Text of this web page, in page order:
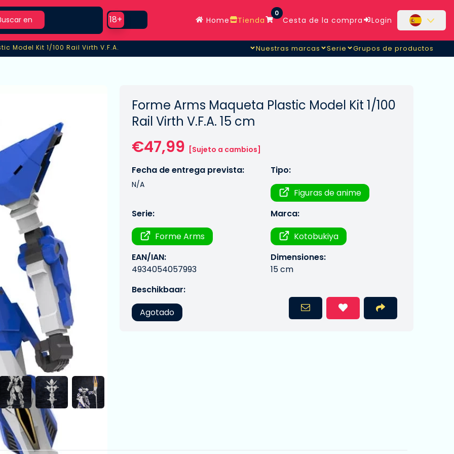
en
Use setting
18+ Home Tienda
0
Cesta de la compra Login
Model Kit 1/100 Rail Virth V.F.A.
Model Kit 1/100 Rail Virth V.F.A. Nuestras marcas Serie Grupos de productos
Forme Arms Maqueta Plastic Model Kit 1/100
Rail Virth V.F.A. 15 cm
€47,99 [Sujeto a cambios]
Fecha de entrega prevista:
N/A
Tipo:
Figuras de anime
Serie:
Forme Arms
Marca:
Kotobukiya
EAN/IAN:
4934054057993
Dimensiones:
15 cm
Beschikbaar:
Agotado